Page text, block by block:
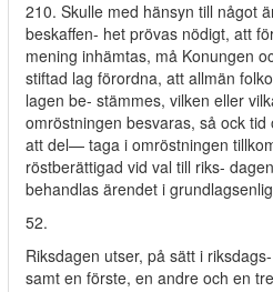
210. Skulle med hänsyn till något
beskaffen- het prövas nödigt, att
mening inhämtas, må Konungen
stiftad lag förordna, att allmän
lagen be- stämmes, vilken eller
omröstningen besvaras, så ock
att del— taga i omröstningen
röstberättigad vid val till riks-
behandlas ärendet i
52.
Riksdagen utser, på sätt i
samt en förste, en andre och en